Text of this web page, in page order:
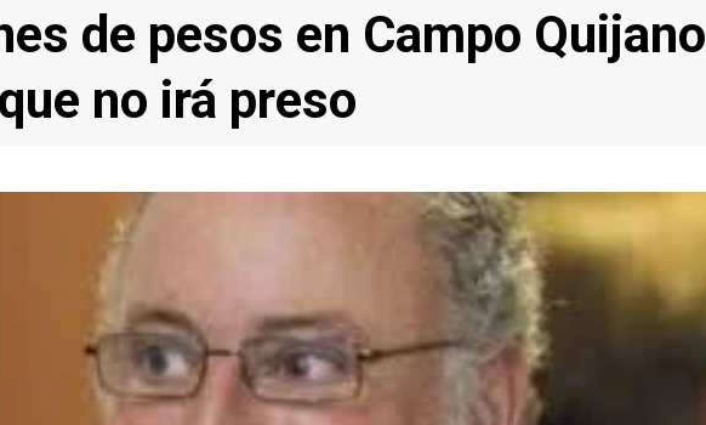
de pesos en Campo Quijano
no irá preso